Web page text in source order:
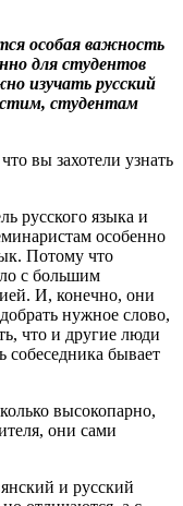
особая важность
для студентов
изучать русский
студентам
вы захотели узнать
русского языка и
особенно
Потому что
с большим
И, конечно, они
нужное слово,
что и другие люди
собеседника бывает
высокопарно,
они сами
и русский